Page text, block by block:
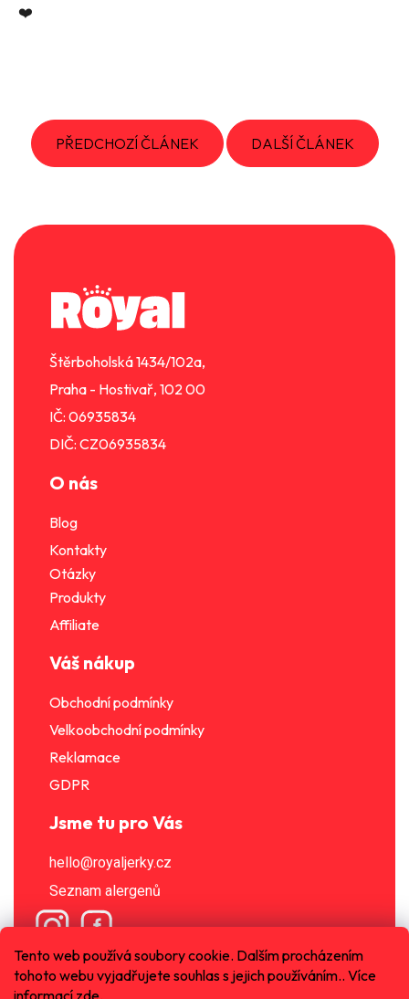
Tento web používá soubory cookie. Dalším procházením
tohoto webu vyjadřujete souhlas s jejich používáním.. Více
informací zde
❤️
PŘEDCHOZÍ ČLÁNEK DALŠÍ ČLÁNEK
Z
á
Štěrboholská 1434/102a,
Praha - Hostivař, 102 00
IČ: 06935834
DIČ: CZ06935834
O nás
Blog
Kontakty
Otázky
Produkty
Affiliate
Váš nákup
Obchodní podmínky
Velkoobchodní podmínky
Reklamace
GDPR
Jsme tu pro Vás
hello@royaljerky.cz
Seznam alergenů